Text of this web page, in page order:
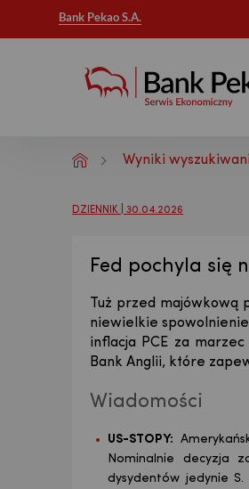
Bank Pekao S.A.
Analizy Wyniki
DZIENNIK | 30.04.2026
Fed pochyla się
Tuż przed
niewielkie spowolnienie
inflacja PCE za
Bank Anglii, które
Wiadomości
US-STOPY:
Nominalnie decyzja
dysydentów jedynie